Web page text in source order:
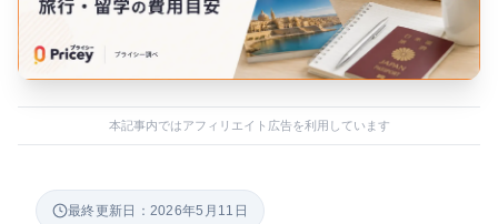
本記事内ではアフィリエイト広告を利用しています
最終更新日：2026年5月11日